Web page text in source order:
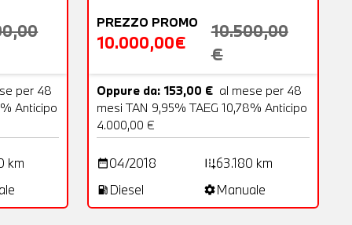
per 48
Anticipo
km
PREZZO PROMO
10.000,00€
10.500,00
€
Oppure da: 153,00 € al mese per 48
mesi TAN 9,95% TAEG 10,78% Anticipo
4.000,00 €
date_range04/2018 add_road63.180 km
local_gas_station Diesel settingsManuale